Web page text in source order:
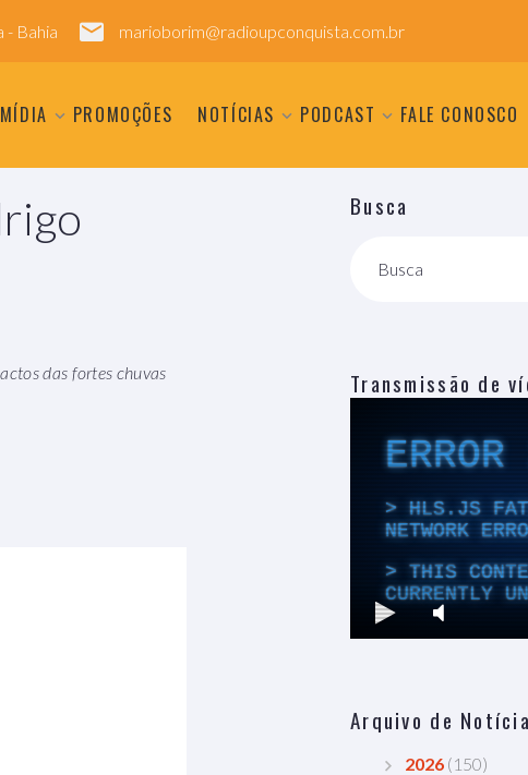
- Bahia marioborim@radioupconquista.com.br
PROMOÇÕES NOTÍCIAS PODCAST FALE CONOSCO
das fortes chuvas
Busca
Busca
Transmissão de
Arquivo de
2026 (150)